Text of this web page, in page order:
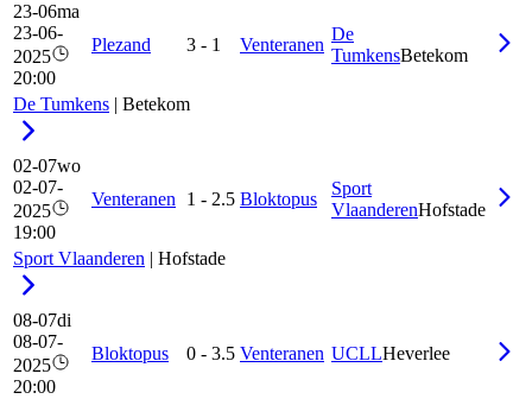
23-06ma
23-06-
2025
20:00
Plezand 3 - 1 Venteranen
De
TumkensBetekom
De Tumkens Betekom
02-07wo
02-07-
2025
19:00
Venteranen 1 - 2.5 Bloktopus
Sport
VlaanderenHofstade
Sport Vlaanderen Hofstade
08-07di
08-07-
2025
20:00
Bloktopus 0 - 3.5 Venteranen UCLLHeverlee